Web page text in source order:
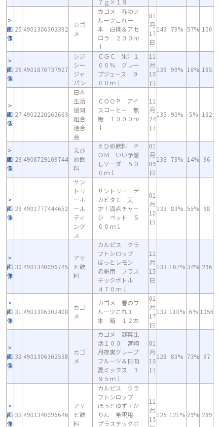
７ｇ×１８
画
像
25 4901306302392
カゴ
メ
カゴメ 春のフ
ルーツこれ一
本 白桃＆アセ
ロラ ２００ｍ
ｌ
01
月
17
日
143 79% 57% 100
画
像
26 4901870737927
シジ
シー
ジャ
パン
ＣＧＣ 果汁１
００％ グレー
プジュース ９
００ｍｌ
11
月
10
日
139 99% 16% 185
画
像
27 4902220262663
日本
生活
協同
組合
連合
会
ＣＯＯＰ アイ
スコーヒー 無
糖 １０００ｍ
ｌ
11
月
24
日
135 90% 5% 182
画
像
28 4908729109744
えひ
め飲
料
えひめ飲料 Ｐ
ＯＭ いい予感
しソーダ ５０
０ｍｌ
01
月
09
日
133 73% 14% 96
画
像
29 4901777444652
サン
トリ
ーホ
ール
ディ
ング
ス
サントリー デ
カビタＣ 天
才！満点チャー
ジ ペット ５
００ｍｌ
01
月
10
日
133 83% 55% 98
画
像
30 4901340096745
アサ
ヒ飲
料
カルピス クラ
フトシロップ
ほっとレモン
希釈用 プラス
チックボトル
４７０ｍｌ
11
月
15
日
133 107% 34% 296
画
像
31 4901306302408
カゴ
メ
カゴメ 春のフ
ルーツこれ１
本 箱 １２本
01
月
17
日
132 110% 6% 1056
画
像
32 4901306302538
カゴ
メ
カゴメ 野菜生
活１００ 宮崎
月夜実グレープ
フルーツ＆日向
夏ミックス １
９５ｍｌ
01
月
10
日
128 83% 73% 97
画
像
33 4901340096646
アサ
ヒ飲
料
カルピス クラ
フトシロップ
ほっとゆず・か
りん 希釈用
プラスチックボ
11
月
15
125 121% 29% 289